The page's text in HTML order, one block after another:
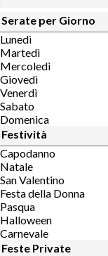
Serate per Giorno
Lunedì
Martedì
Mercoledì
Giovedì
Venerdì
Sabato
Domenica
Festività
Capodanno
Natale
San Valentino
Festa della Donna
Pasqua
Halloween
Carnevale
Feste Private